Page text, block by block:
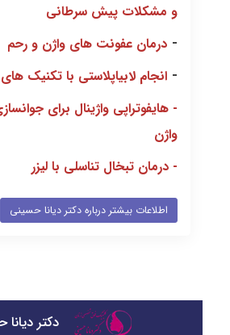
و مشکلات پیش سرطانی
- درمان عفونت های واژن و رحم
- انجام لابیاپلاستی با تکنیک
- هایفوتراپی واژینال برای
واژن
- درمان تبخال تناسلی با لیزر
اطلاعات بیشتر درباره دکتر دیانا حسینی
دکتر